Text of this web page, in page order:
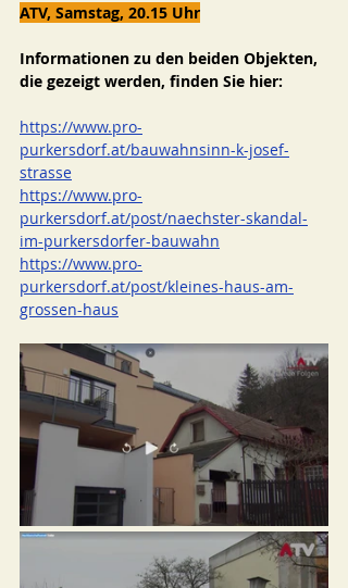
ATV, Samstag, 20.15 Uhr
Informationen zu den beiden Objekten,
die gezeigt werden, finden Sie hier:
https://www.pro-
purkersdorf.at/bauwahnsinn-k-josef-
strasse
https://www.pro-
purkersdorf.at/post/naechster-skandal-
im-purkersdorfer-bauwahn
https://www.pro-
purkersdorf.at/post/kleines-haus-am-
grossen-haus